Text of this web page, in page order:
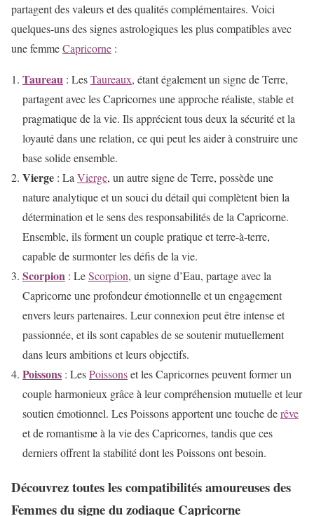
partagent des valeurs et des qualités complémentaires. Voici
quelques-uns des signes astrologiques les plus compatibles avec
une femmeCapricorne :
Taureau : LesTaureaux, étant également un signe de Terre,
partagent avec les Capricornes une approche réaliste, stable et
pragmatique de la vie. Ils apprécient tous deux la sécurité et la
loyauté dans une relation, ce qui peut les aider à construire une
base solide ensemble.
Vierge : La Vierge, un autre signe de Terre, possède une
nature analytique et un souci du détail qui complètent bien la
détermination et le sens des responsabilités de la Capricorne.
Ensemble, ils forment un couple pratique et terre-à-terre,
capable de surmonter les défis de la vie.
Scorpion : LeScorpion, un signe d’Eau, partage avec la
Capricorne une profondeur émotionnelle et un engagement
envers leurs partenaires. Leur connexion peut être intense et
passionnée, et ils sont capables de se soutenir mutuellement
dans leurs ambitions et leurs objectifs.
Poissons : LesPoissonset les Capricornes peuvent former un
couple harmonieux grâce à leur compréhension mutuelle et leur
soutien émotionnel. Les Poissons apportent une touche derêve
et de romantisme à la vie des Capricornes, tandis que ces
derniers offrent la stabilité dont les Poissons ont besoin.
Découvrez toutes les compatibilités amoureuses des
Femmes du signe du zodiaque Capricorne